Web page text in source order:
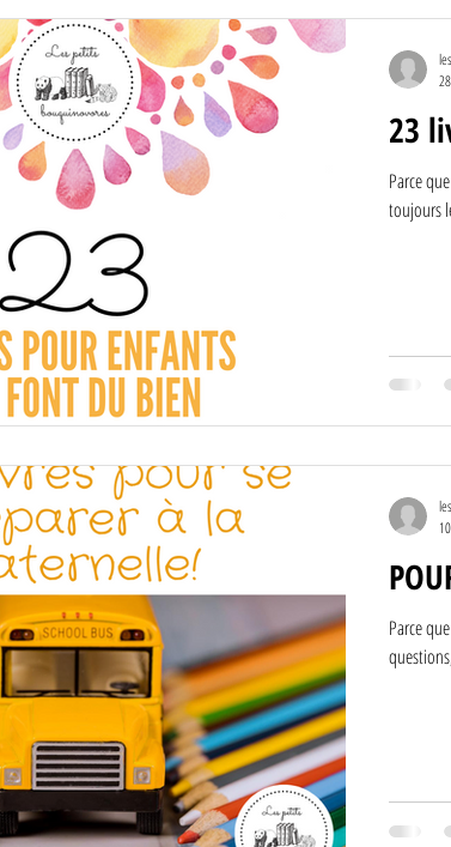
FILLES DU 21E SIÈCLE Espace FICTION
Sans texte Yoga et bien-être Nature et environnement 23
Parce
toujours
Parce